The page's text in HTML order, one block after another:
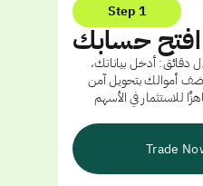
Step 1
دقائق: أدخل بياناتك،
أموالك بتحويل آمن
للاستثمار في الأسهم
Trade